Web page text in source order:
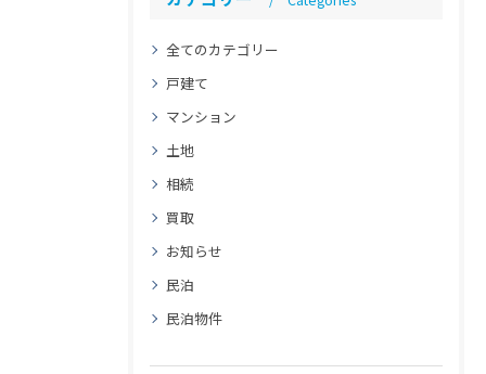
全てのカテゴリー
戸建て
マンション
土地
相続
買取
お知らせ
民泊
民泊物件